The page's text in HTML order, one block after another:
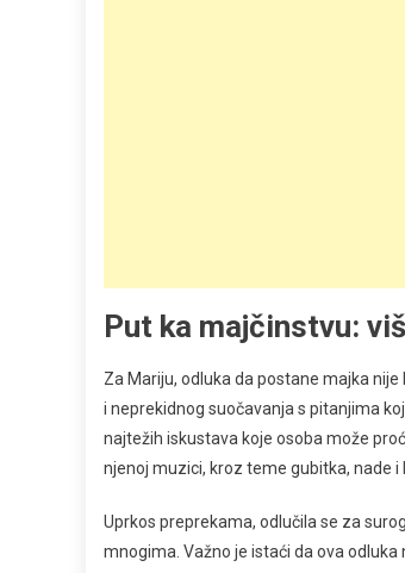
Put ka majčinstvu:
Za Mariju, odluka da postane majka
i neprekidnog suočavanja s pitanjima
najtežih iskustava koje osoba može
njenoj muzici, kroz teme gubitka, nade i
Uprkos preprekama, odlučila se za
mnogima. Važno je istaći da ova odluka